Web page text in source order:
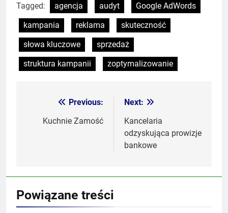
Tagged: agencja audyt
Google AdWords
kampania
reklama
skuteczność
słowa kluczowe
sprzedaż
struktura kampanii
zoptymalizowanie
Nawigacja
wpisu
Previous:
Kuchnie Zamość
Next:
Kancelaria
odzyskująca prowizje
bankowe
Powiązane treści